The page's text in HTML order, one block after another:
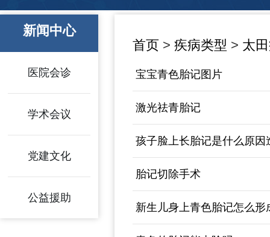
新闻中心
医院会诊
学术会议
党建文化
公益援助
首页 > 疾病类型 > 太
宝宝青色胎记图片
激光祛青胎记
孩子脸上长胎记是什么原因
胎记切除手术
新生儿身上青色胎记怎么形